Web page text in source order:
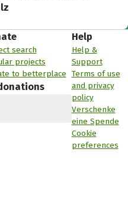
search
projects
to betterplace
Help
Help &
Support
Terms of use
and privacy
policy
Verschenke
eine Spende
Cookie
preferences